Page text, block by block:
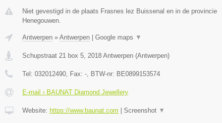
Niet gevestigd in de plaats Frasnes lez Buissenal en in de provincie
Henegouwen.
Antwerpen » Antwerpen Google maps ▼
Schupstraat 21 box 5, 2018 Antwerpen (Antwerpen)
Tel: 032012490, Fax: -, BTW-nr: BE0899153574
E-mail › BAUNAT Diamond Jewellery
Website: https://www.baunat.com Screenshot ▼